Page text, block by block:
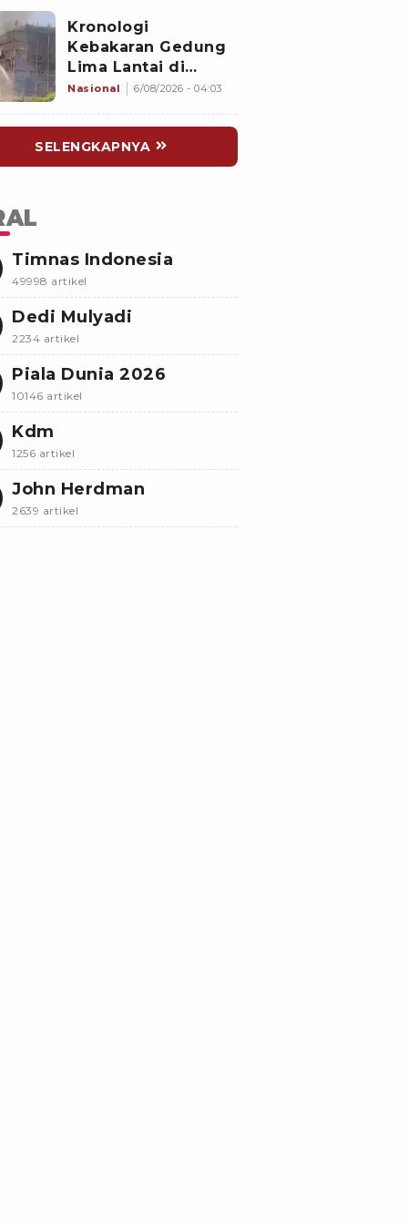
Tersohor
Kronologi
Kebakaran Gedung
Lima Lantai di
Cikini, Sempat Coba
APAR
Nasional 6/08/2026 - 04:03
SELENGKAPNYA
Timnas Indonesia
49998 artikel
Dedi Mulyadi
2234 artikel
Piala Dunia 2026
10146 artikel
Kdm
1256 artikel
John Herdman
2639 artikel